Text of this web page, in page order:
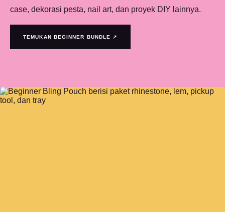
case, dekorasi pesta, nail art, dan proyek DIY lainnya.
TEMUKAN BEGINNER BUNDLE ↗